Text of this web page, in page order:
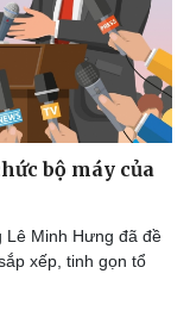
bộ máy của
Lê Minh Hưng đã đề
xếp, tinh gọn tổ